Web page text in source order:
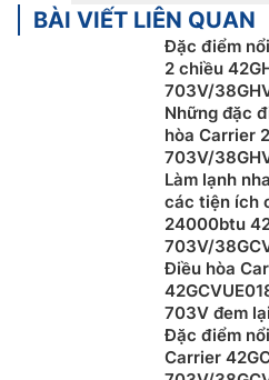
nhiều tính năng, chế độ
thiện với môi trường hơn.
lạnh được sử dụng trong
không chỉ trong đời sống
sản xuất, y tế, kiến trúc, xây
BÀI VIẾT LIÊN QUAN
Đặc điểm
2 chiều
703V/
Những đặc
hòa Carrier
703V/
Làm lạnh
các tiện ích
24000btu
703V/
Điều hòa
703V đem
Đặc điểm
Carrier